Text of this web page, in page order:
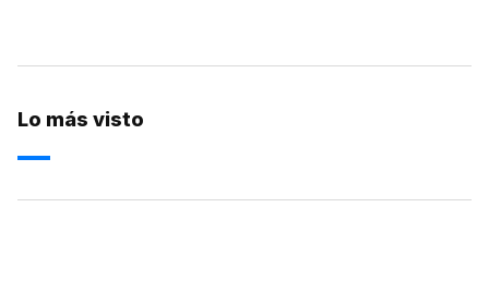
Lo más visto